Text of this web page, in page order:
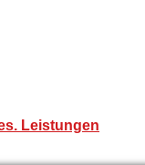
Leistungen